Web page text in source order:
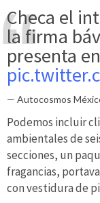
Checa el interior de la nueva SUV de
la firma
presenta
— Autocosmos
Podemos incluir
ambientales de
secciones, un
fragancias,
con vestidura de